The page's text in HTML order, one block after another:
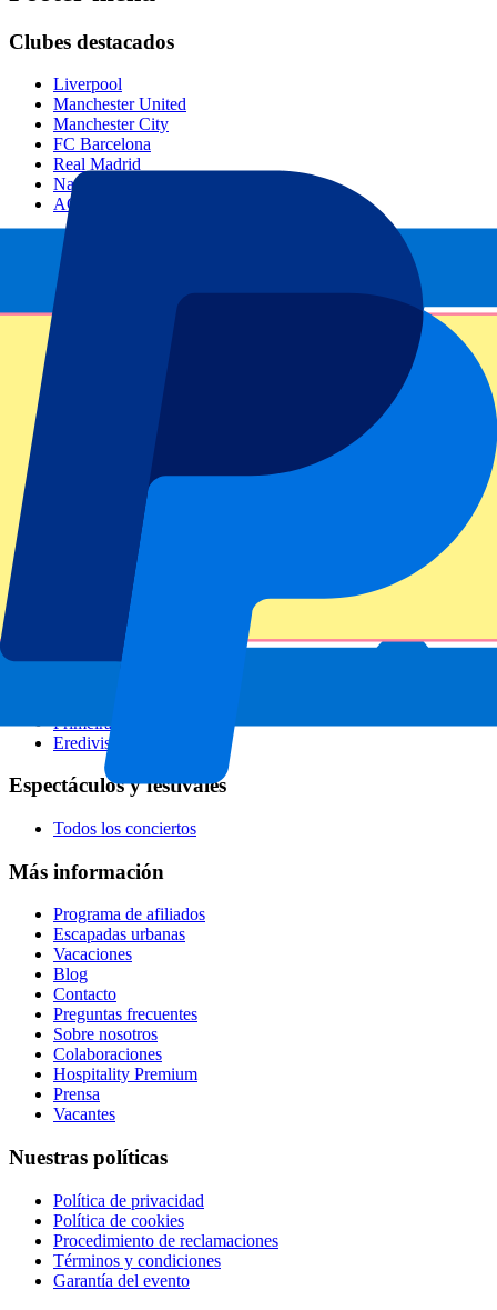
Clubes destacados
Liverpool
Manchester United
Manchester City
FC Barcelona
Real Madrid
Napoli
AC Milan
Eventos populares
GP España
GP Países Bajos
Todos los deportes
Ligas de fútbol
Champions League
Premier League
Serie A
Primeira Liga
Eredivisie
Espectáculos y festivales
Todos los conciertos
Más información
Programa de afiliados
Escapadas urbanas
Vacaciones
Blog
Contacto
Preguntas frecuentes
Sobre nosotros
Colaboraciones
Hospitality Premium
Prensa
Vacantes
Nuestras políticas
Política de privacidad
Política de cookies
Procedimiento de reclamaciones
Términos y condiciones
Garantía del evento